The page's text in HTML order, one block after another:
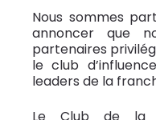
Nous sommes
annoncer que
partenaires
le club
leaders de la